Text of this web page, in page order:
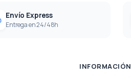
Envío Express
Entrega en 24/48h
INFORMACIÓN